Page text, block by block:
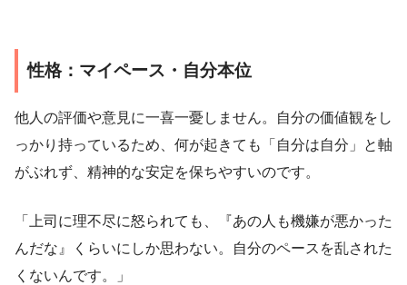
性格：マイペース・自分本位
他人の評価や意見に一喜一憂しません。自分の価値観をし
っかり持っているため、何が起きても「自分は自分」と軸
がぶれず、精神的な安定を保ちやすいのです。
「上司に理不尽に怒られても、『あの人も機嫌が悪かった
んだな』くらいにしか思わない。自分のペースを乱された
くないんです。」